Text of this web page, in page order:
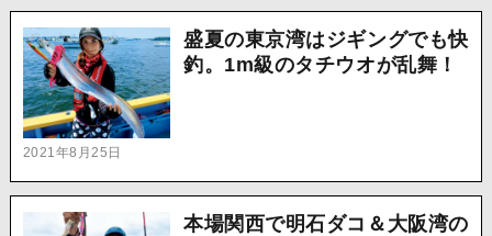
2021年8月25日
盛夏の東京湾はジギングでも快
釣。1m級のタチウオが乱舞！
本場関西で明石ダコ＆大阪湾の